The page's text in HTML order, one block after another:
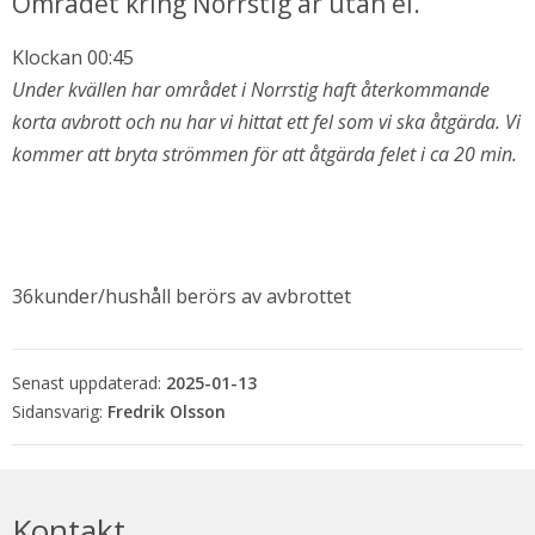
Klockan 00:45
Under kvällen har området i Norrstig haft återkommande
korta avbrott och nu har vi hittat ett fel som vi ska åtgärda. Vi
kommer att bryta strömmen för att åtgärda felet i ca 20 min.
36kunder/hushåll berörs av avbrottet
Senast uppdaterad: 2025-01-13
Fredrik Olsson